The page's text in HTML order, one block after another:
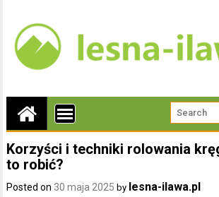
Korzyści i techniki rolowania
to robić?
Posted on 30 maja 2025 by lesna-ilawa.pl